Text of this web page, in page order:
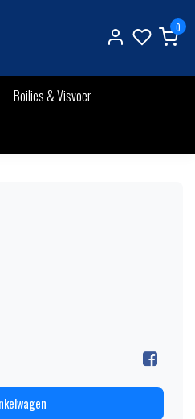
0
Boilies & Visvoer